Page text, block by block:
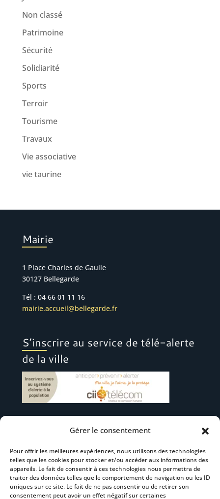
Gérer le consentement
Pour offrir les meilleures expériences, nous utilisons des technologies
telles que les cookies pour stocker et/ou accéder aux informations des
appareils. Le fait de consentir à ces technologies nous permettra de
traiter des données telles que le comportement de navigation ou les ID
uniques sur ce site. Le fait de ne pas consentir ou de retirer son
consentement peut avoir un effet négatif sur certaines
Non classé
Patrimoine
Sécurité
Solidiarité
Sports
Terroir
Tourisme
Travaux
Vie associative
vie taurine
Mairie
1 Place Charles de Gaulle
30127 Bellegarde
Tél : 04 66 01 11 16
mairie.accueil@bellegarde.fr
S’inscrire au service de télé-alerte
de la ville
Suivez-nous